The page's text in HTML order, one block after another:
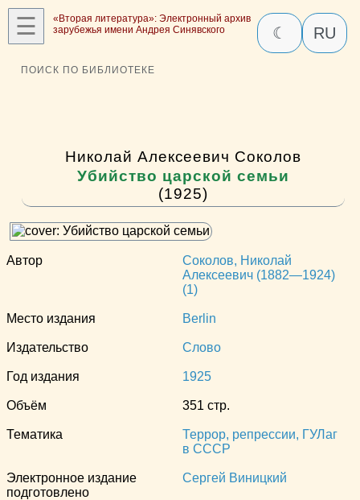
☰
«Вторая литература»: Электронный архив
зарубежья имени Андрея Синявского
☾ RU
ПОИСК ПО БИБЛИОТЕКЕ
Николай Алексеевич Соколов
Убийство царской семьи
(1925)
Автор
Соколов, Николай
Алексеевич (1882—1924)
(1)
Место издания Berlin
Издательство Слово
Год издания 1925
Объём 351 стр.
Тематика
Террор, репрессии, ГУЛаг
в СССР
Электронное издание
подготовлено
Сергей Виницкий